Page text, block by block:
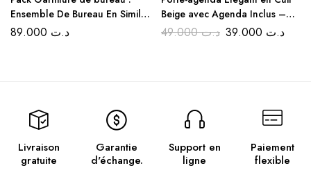
Ensemble De Bureau En Simili
cuir 5 Pièces – Couleur Gris
د.ت
Beige avec Agenda Inclus –
Noir et Marron
د.ت49.000 د.ت
Livraison
gratuite
Garantie
d'échange.
Support en
ligne
Paiement
flexible